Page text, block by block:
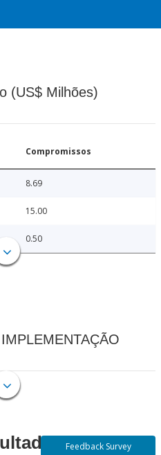
(US$ Milhões)
Compromissos
8.69
15.00
0.50
Feedback Survey